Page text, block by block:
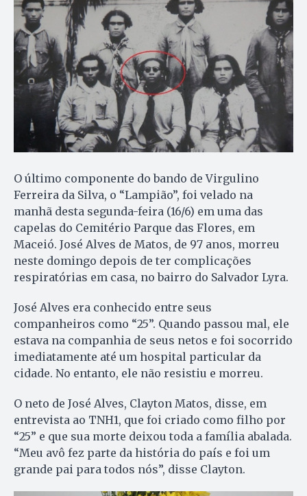
O último componente do bando de Virgulino
Ferreira da Silva, o “Lampião”, foi velado na
manhã desta segunda-feira (16/6) em uma das
capelas do Cemitério Parque das Flores, em
Maceió. José Alves de Matos, de 97 anos, morreu
neste domingo depois de ter complicações
respiratórias em casa, no bairro do Salvador Lyra.
José Alves era conhecido entre seus
companheiros como “25”. Quando passou mal, ele
estava na companhia de seus netos e foi socorrido
imediatamente até um hospital particular da
cidade. No entanto, ele não resistiu e morreu.
O neto de José Alves, Clayton Matos, disse, em
entrevista ao TNH1, que foi criado como filho por
“25” e que sua morte deixou toda a família abalada.
“Meu avô fez parte da história do país e foi um
grande pai para todos nós”, disse Clayton.